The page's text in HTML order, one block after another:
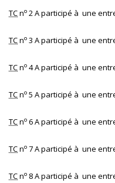
TCno 2 A participé à une
TCno 3 A participé à une
TCno 4 A participé à une
TCno 5 A participé à une
TCno 6 A participé à une
TCno 7 A participé à une
TCno 8 A participé à une